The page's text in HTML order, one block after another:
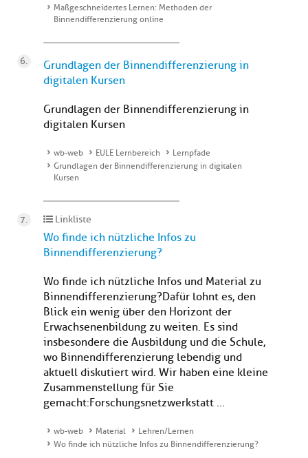
Maßgeschneidertes Lernen: Methoden der
Binnendifferenzierung online
Grundlagen der Binnendifferenzierung in
digitalen Kursen
Grundlagen der Binnendifferenzierung in
digitalen Kursen
wb-web EULE Lernbereich
Lernpfade
Grundlagen der Binnendifferenzierung in digitalen
Kursen
Linkliste
Wo finde ich nützliche Infos zu
Binnendifferenzierung?
Wo finde ich nützliche Infos und Material zu
Binnendifferenzierung?Dafür lohnt es, den
Blick ein wenig über den Horizont der
Erwachsenenbildung zu weiten. Es sind
insbesondere die Ausbildung und die Schule,
wo Binnendifferenzierung lebendig und
aktuell diskutiert wird. Wir haben eine kleine
Zusammenstellung für Sie
gemacht:Forschungsnetzwerkstatt ...
wb-web Material
Lehren/Lernen
Wo finde ich nützliche Infos zu Binnendifferenzierung?